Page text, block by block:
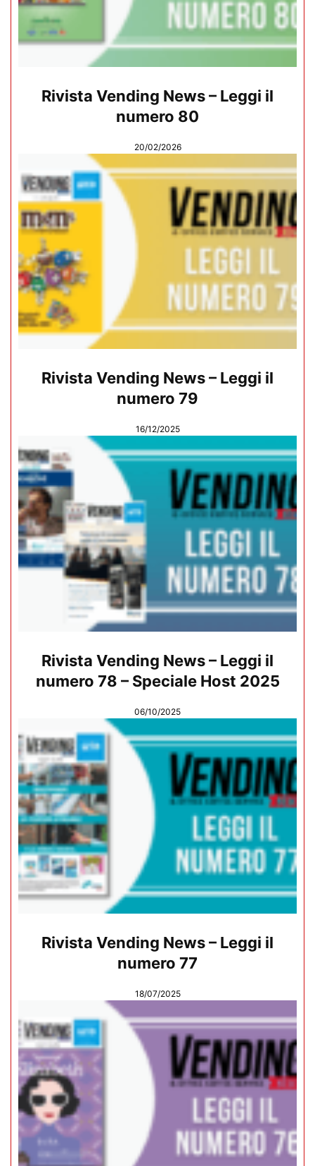
Rivista Vending News – Leggi il
numero 80
20/02/2026
Rivista Vending News – Leggi il
numero 79
16/12/2025
Rivista Vending News – Leggi il
numero 78 – Speciale Host 2025
06/10/2025
Rivista Vending News – Leggi il
numero 77
18/07/2025